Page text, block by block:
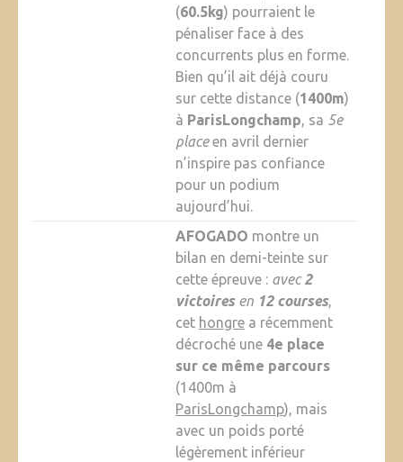
(60.5kg) pourraient le
pénaliser face à des
concurrents plus en forme.
Bien qu’il ait déjà couru
sur cette distance (1400m)
à ParisLongchamp, sa 5e
placeen avril dernier
n’inspire pas confiance
pour un podium
aujourd’hui.
AFOGADO montre un
bilan en demi-teinte sur
cette épreuve : avec2
victoiresen 12 courses,
cet hongrea récemment
décroché une 4e place
sur ce même parcours
(1400m à
ParisLongchamp), mais
avec un poids porté
légèrement inférieur